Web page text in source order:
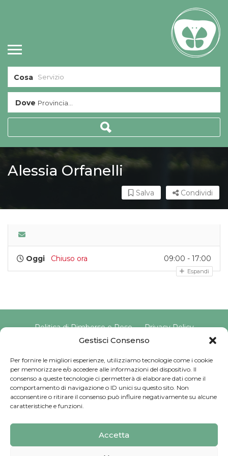
Gestisci Consenso
Per fornire le migliori esperienze, utilizziamo tecnologie come i cookie
per memorizzare e/o accedere alle informazioni del dispositivo. Il
consenso a queste tecnologie ci permetterà di elaborare dati come il
comportamento di navigazione o ID unici su questo sito. Non
acconsentire o ritirare il consenso può influire negativamente su alcune
caratteristiche e funzioni.
Accetta
Cosa
Dove Provincia...
Alessia Orfanelli
Condividi
Salva
Oggi Chiuso ora 09:00 - 17:00
Espandi
Politica di Rimborso e Reso
Privacy Policy
Cookie Policy
Copyright © 2025 Pavimento Pelvico Italia beAPPI srl |
Indirizzo: Via Cassia 1827 Int. A, 00123 Roma (RM) |
P.IVA: 16569171008 | Email PEC:
pavimentopelvicoitalia@pec.it | Codice Univoco: